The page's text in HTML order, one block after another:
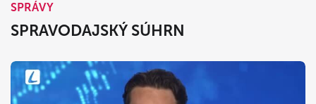
SPRÁVY
SPRAVODAJSKÝ SÚHRN